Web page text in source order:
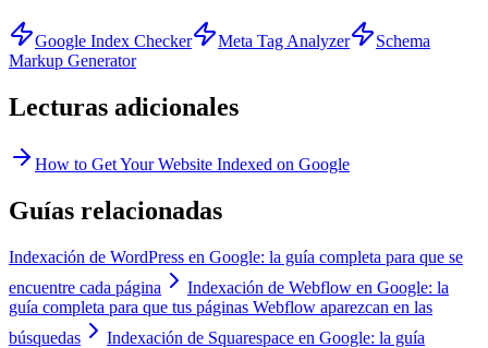
Google Index Checker Meta Tag Analyzer
Schema
Markup Generator
Lecturas adicionales
How to Get Your Website Indexed on Google
Guías relacionadas
Indexación de WordPress en Google: la guía completa para que se
encuentre cada página
Indexación de Webflow en Google: la
guía completa para que tus páginas Webflow aparezcan en las
búsquedas
Indexación de Squarespace en Google: la guía